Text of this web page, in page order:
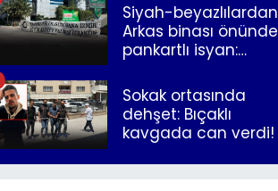
Siyah-beyazlılardan
Arkas binası önünde
pankartlı isyan:
İzmir"
Sokak ortasında
dehşet: Bıçaklı
kavgada can verdi!